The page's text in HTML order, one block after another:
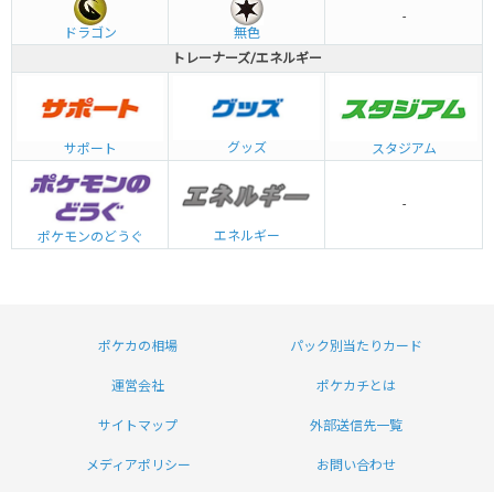
ドラゴン 無色
-
トレーナーズ/エネルギー
サポート グッズ スタジアム
ポケモンのどうぐ エネルギー
-
ポケカの相場 パック別当たりカード
運営会社 ポケカチとは
サイトマップ 外部送信先一覧
メディアポリシー お問い合わせ